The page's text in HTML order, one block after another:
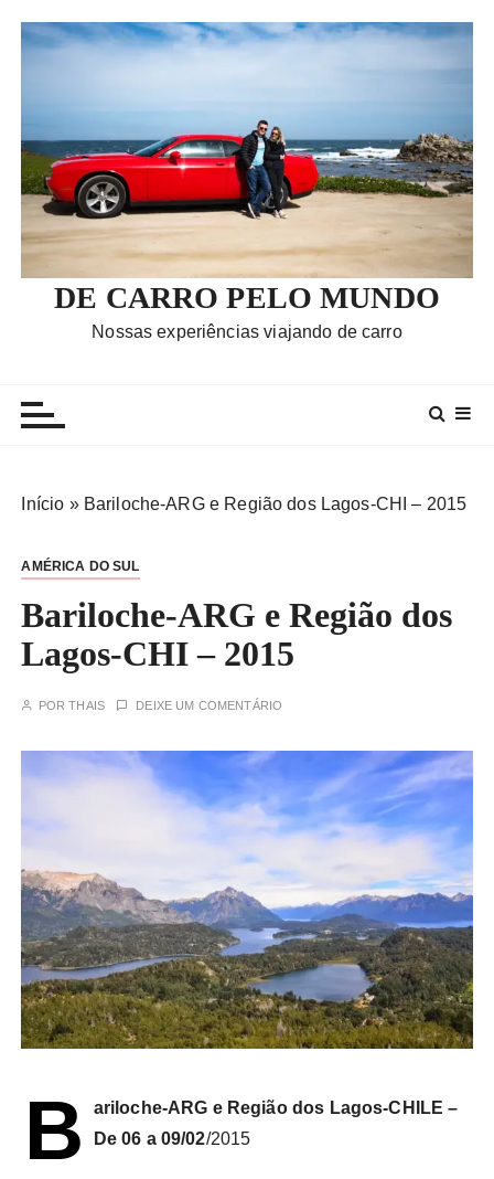
DE CARRO PELO MUNDO
Nossas experiências viajando de carro
Início » Bariloche-ARG e Região dos Lagos-CHI – 2015
AMÉRICA DO SUL
Bariloche-ARG e Região dos
Lagos-CHI – 2015
PORTHAIS DEIXE UM COMENTÁRIO
B
ariloche-ARG e Região dos Lagos-CHILE –
De 06 a 09/02/2015